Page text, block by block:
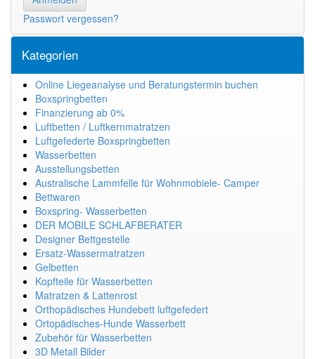
Passwort vergessen?
Kategorien
Online Liegeanalyse und Beratungstermin buchen
Boxspringbetten
Finanzierung ab 0%
Luftbetten / Luftkernmatratzen
Luftgefederte Boxspringbetten
Wasserbetten
Ausstellungsbetten
Australische Lammfelle für Wohnmobiele- Camper
Bettwaren
Boxspring- Wasserbetten
DER MOBILE SCHLAFBERATER
Designer Bettgestelle
Ersatz-Wassermatratzen
Gelbetten
Kopfteile für Wasserbetten
Matratzen & Lattenrost
Orthopädisches Hundebett luftgefedert
Ortopädisches-Hunde Wasserbett
Zubehör für Wasserbetten
3D Metall Bilder